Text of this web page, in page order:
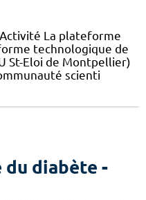
Activité La plateforme
technologique de
St-Eloi de Montpellier)
scienti
du diabète -